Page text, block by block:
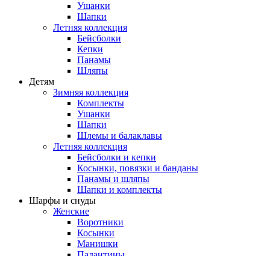
Ушанки
Шапки
Летняя коллекция
Бейсболки
Кепки
Панамы
Шляпы
Детям
Зимняя коллекция
Комплекты
Ушанки
Шапки
Шлемы и балаклавы
Летняя коллекция
Бейсболки и кепки
Косынки, повязки и банданы
Панамы и шляпы
Шапки и комплекты
Шарфы и снуды
Женские
Воротники
Косынки
Манишки